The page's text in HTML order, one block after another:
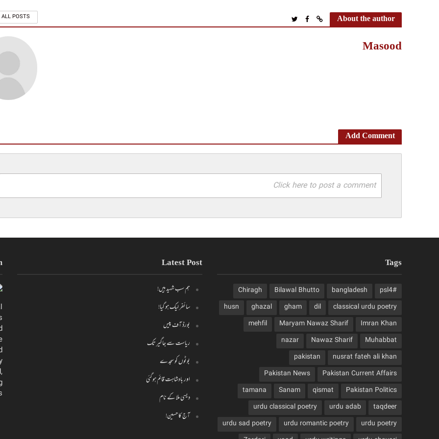
About the author
POSTS
Masood
Add Comment
Click here to post a comment
Latest Post
ہم سب شہید ہیں!
سائفر لیک ہو گیا!
بورڈ آف پیس
ریاست سے جاگیر تک
بوٹوں کو سجدے
اور بادشاہت قائم ہو گئی
دیسی ملا کے نام
آج کا حسین!
Tags
#psl4
bangladesh
Bilawal Bhutto
Chiragh
classical urdu poetry
dil
gham
ghazal
husn
Imran Khan
Maryam Nawaz Sharif
mehfil
Muhabbat
Nawaz Sharif
nazar
nusrat fateh ali khan
pakistan
Pakistan Current Affairs
Pakistan News
Pakistan Politics
qismat
Sanam
tamana
taqdeer
urdu adab
urdu classical poetry
urdu poetry
urdu romantic poetry
urdu sad poetry